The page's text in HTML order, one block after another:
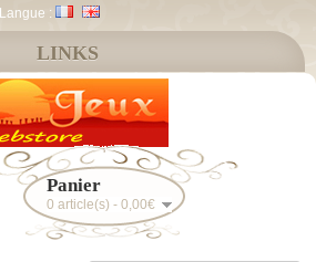
Langue :
Panier
0 article(s) - 0,00€
LINKS